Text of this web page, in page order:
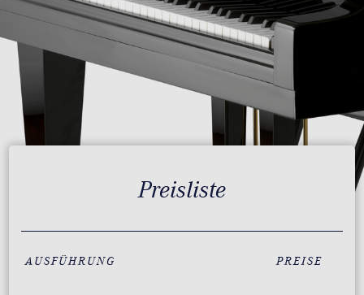
Preisliste
AUSFÜHRUNG PREISE